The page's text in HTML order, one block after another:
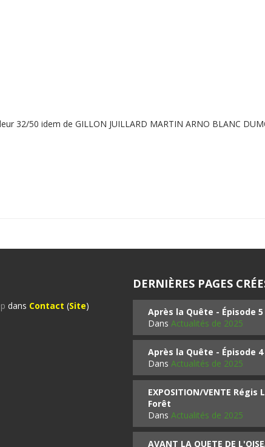
32/50 idem de GILLON JUILLARD MARTIN ARNO BLANC
dans Contact (Site)
DERNIÈRES PAGES
Après la Quête - Épisode 5
Dans Actualités de 2025
Après la Quête - Épisode 4
Dans Actualités de 2025
EXPOSITION/VENTE
Forêt
Dans Actualités de 2025
AVANT LA QUETE DE